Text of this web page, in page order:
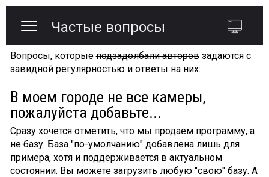
Частые вопросы
Вопросы, которыеподзадолбали авторовзадаются с
завидной регулярностью и ответы на них:
В моем городе не все камеры,
пожалуйста добавьте...
Сразу хочется отметить, что мы продаем программу, а
не базу. База "по-умолчанию" добавлена лишь для
примера, хотя и поддерживается в актуальном
состоянии. Вы можете загрузить любую "свою" базу. А